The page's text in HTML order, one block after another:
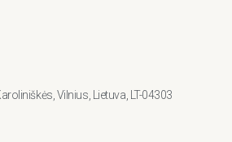
Vilnius, Lietuva, LT-04303